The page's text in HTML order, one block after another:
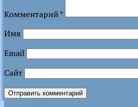
Комментарий*
Имя
Email
Сайт